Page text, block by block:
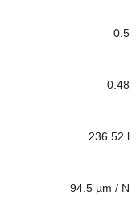
0.5
0.48
236.52 l
94.5 µm / N